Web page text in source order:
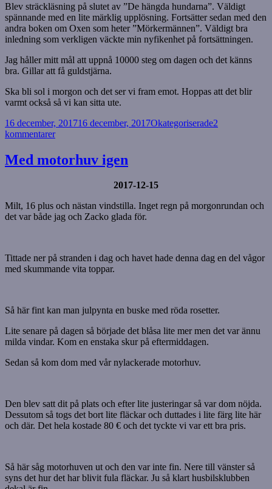
Blev sträckläsning på slutet av ”De hängda hundarna”. Väldigt
spännande med en lite märklig upplösning. Fortsätter sedan med den
andra boken om Oxen som heter ”Mörkermännen”. Väldigt bra
inledning som verkligen väckte min nyfikenhet på fortsättningen.
Jag håller mitt mål att uppnå 10000 steg om dagen och det känns
bra. Gillar att få guldstjärna.
Ska bli sol i morgon och det ser vi fram emot. Hoppas att det blir
varmt också så vi kan sitta ute.
Postat
16 december, 201716 december, 2017Kategorier
Okategoriserade2
kommentarertill
men
kallt
Med motorhuv igen
2017-12-15
Milt, 16 plus och nästan vindstilla. Inget regn på morgonrundan och
det var både jag och Zacko glada för.
Tittade ner på stranden i dag och havet hade denna dag en del vågor
med skummande vita toppar.
Så här fint kan man julpynta en buske med röda rosetter.
Lite senare på dagen så började det blåsa lite mer men det var ännu
milda vindar. Kom en enstaka skur på eftermiddagen.
Sedan så kom dom med vår nylackerade motorhuv.
Den blev satt dit på plats och efter lite justeringar så var dom nöjda.
Dessutom så togs det bort lite fläckar och duttades i lite färg lite här
och där. Det hela kostade 80 € och det tyckte vi var ett bra pris.
Så här såg motorhuven ut och den var inte fin. Nere till vänster så
syns det hur det har blivit fula fläckar. Ju så klart husbilsklubben